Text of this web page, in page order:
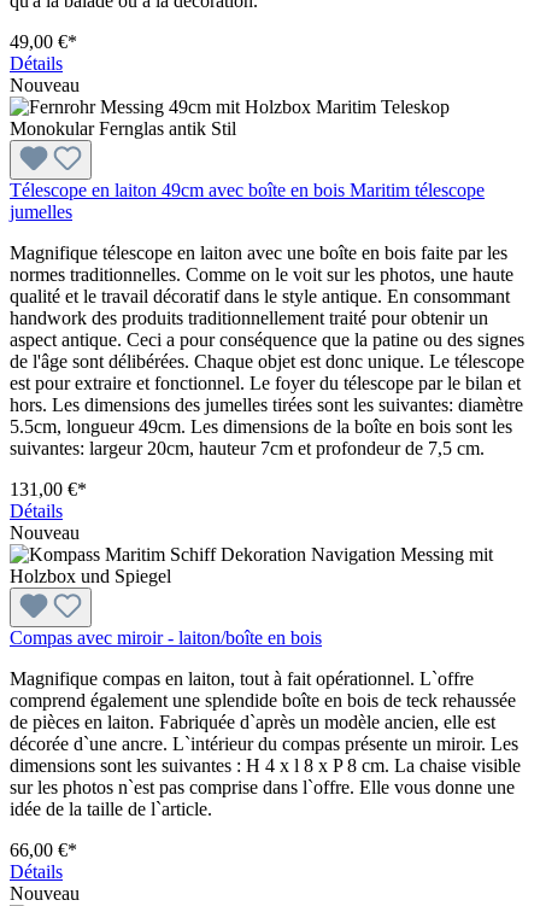
49,00 €*
Détails
Nouveau
Télescope en laiton 49cm avec boîte en bois Maritim télescope
jumelles
Magnifique télescope en laiton avec une boîte en bois faite par les
normes traditionnelles. Comme on le voit sur les photos, une haute
qualité et le travail décoratif dans le style antique. En consommant
handwork des produits traditionnellement traité pour obtenir un
aspect antique. Ceci a pour conséquence que la patine ou des signes
de l'âge sont délibérées. Chaque objet est donc unique. Le télescope
est pour extraire et fonctionnel. Le foyer du télescope par le bilan et
hors. Les dimensions des jumelles tirées sont les suivantes: diamètre
5.5cm, longueur 49cm. Les dimensions de la boîte en bois sont les
suivantes: largeur 20cm, hauteur 7cm et profondeur de 7,5 cm.
131,00 €*
Détails
Nouveau
Compas avec miroir - laiton/boîte en bois
Magnifique compas en laiton, tout à fait opérationnel. L`offre
comprend également une splendide boîte en bois de teck rehaussée
de pièces en laiton. Fabriquée d`après un modèle ancien, elle est
décorée d`une ancre. L`intérieur du compas présente un miroir. Les
dimensions sont les suivantes : H 4 x l 8 x P 8 cm. La chaise visible
sur les photos n`est pas comprise dans l`offre. Elle vous donne une
idée de la taille de l`article.
66,00 €*
Détails
Nouveau